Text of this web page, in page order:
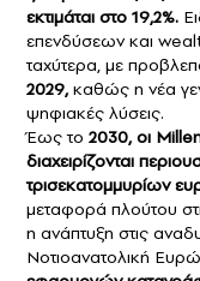
εκτιμάται στο 19,2%.
επενδύσεων και
ταχύτερα, με
2029,καθώς η νέα
ψηφιακές λύσεις.
Έως το 2030, οι
διαχειρίζονται
τρισεκατομμυρίων
μεταφορά πλούτου
η ανάπτυξη στις
Νοτιοανατολική